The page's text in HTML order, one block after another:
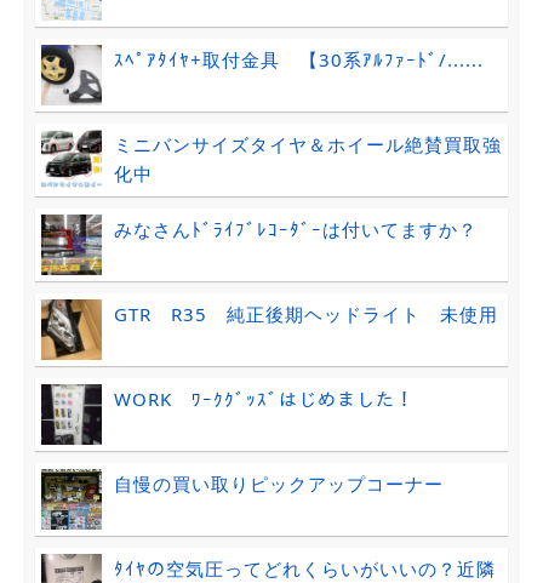
ｽﾍﾟｱﾀｲﾔ+取付金具 【30系ｱﾙﾌｧｰﾄﾞ/......
ミニバンサイズタイヤ＆ホイール絶賛買取強
化中
みなさんﾄﾞﾗｲﾌﾞﾚｺｰﾀﾞｰは付いてますか？
GTR R35 純正後期ヘッドライト 未使用
WORK ﾜｰｸｸﾞｯｽﾞはじめました！
自慢の買い取りピックアップコーナー
ﾀｲﾔの空気圧ってどれくらいがいいの？近隣